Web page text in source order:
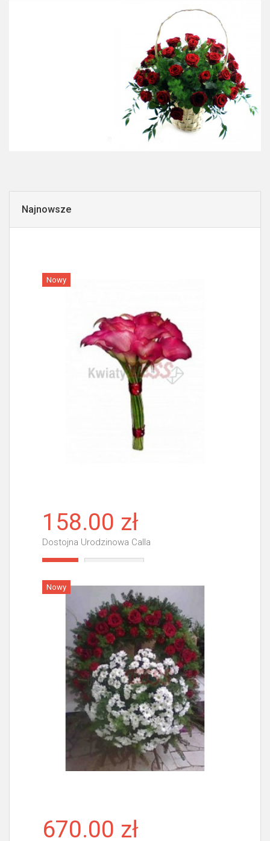
Najnowsze
Nowy
158.00 zł
Dostojna Urodzinowa Calla
Nowy
670.00 zł